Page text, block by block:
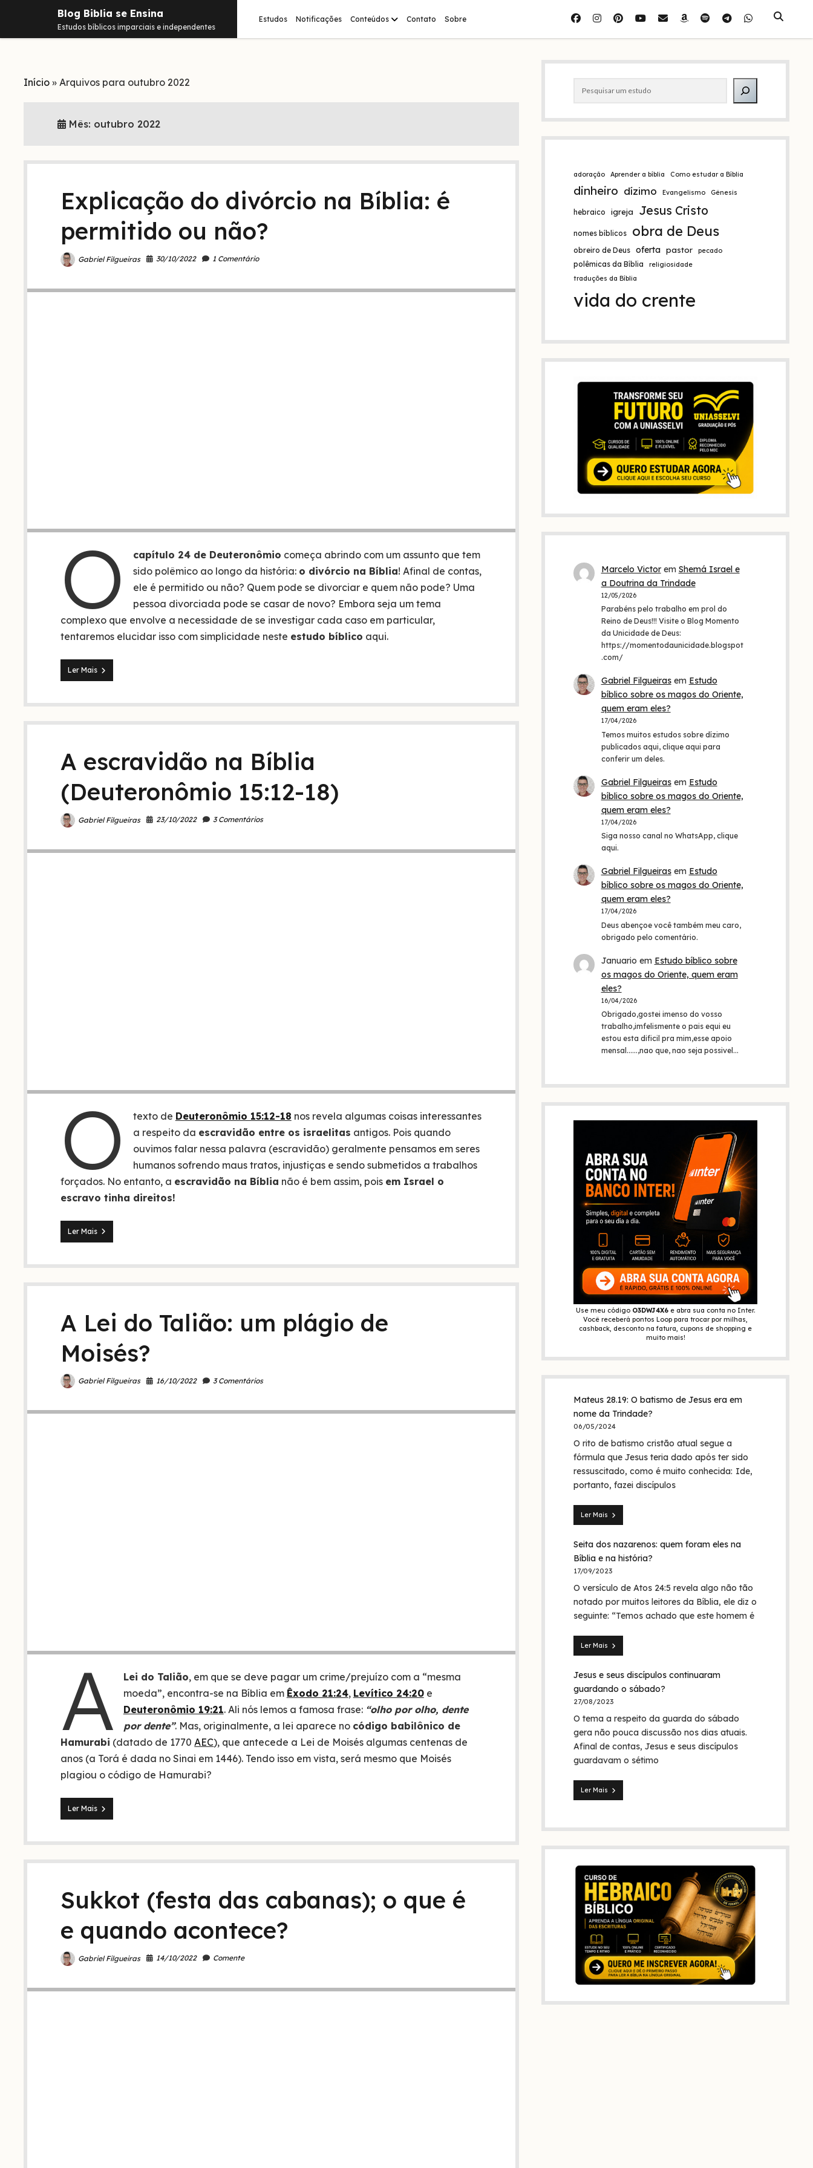
Blog Biblia se Ensina
Estudos bíblicos imparciais e independentes
Estudos Notificações Conteúdos abrirContato Sobre facebookinstagram
pinterestyoutube
e-
amazon
spotifytelegram
whatsapp
Início »Arquivos para outubro 2022
Mês: outubro 2022
Explicação do divórcio na Bíblia: é
permitido ou não?
Gabriel Filgueiras 30/10/2022 1 Comentário
O capítulo 24 de Deuteronômio começa abrindo com um assunto que tem
sido polêmico ao longo da história: o divórcio na Bíblia! Afinal de contas,
ele é permitido ou não? Quem pode se divorciar e quem não pode? Uma
pessoa divorciada pode se casar de novo? Embora seja um tema
complexo que envolve a necessidade de se investigar cada caso em particular,
tentaremos elucidar isso com simplicidade neste estudo bíblico aqui.
Ler MaisExplicação
do
na
é
não?
A escravidão na Bíblia
(Deuteronômio 15:12-18)
Gabriel Filgueiras 23/10/2022 3 Comentários
O texto de Deuteronômio 15:12-18 nos revela algumas coisas interessantes
a respeito da escravidão entre os israelitas antigos. Pois quando
ouvimos falar nessa palavra (escravidão) geralmente pensamos em seres
humanos sofrendo maus tratos, injustiças e sendo submetidos a trabalhos
forçados. No entanto, a escravidão na Bíblia não é bem assim, pois em Israel o
escravo tinha direitos!
Ler MaisA
escravidão
Bíblia
15:12-
A Lei do Talião: um plágio de
Moisés?
Gabriel Filgueiras 16/10/2022 3 Comentários
A Lei do Talião, em que se deve pagar um crime/prejuízo com a “mesma
moeda”, encontra-se na Bíblia em Êxodo 21:24, Levítico 24:20e
Deuteronômio 19:21. Ali nós lemos a famosa frase: “olho por olho, dente
por dente”. Mas, originalmente, a lei aparece no código babilônico de
Hamurabi (datado de 1770 AEC), que antecede a Lei de Moisés algumas centenas de
anos (a Torá é dada no Sinai em 1446). Tendo isso em vista, será mesmo que Moisés
plagiou o código de Hamurabi?
Ler MaisA
Lei
Talião:
plágio
Sukkot (festa das cabanas); o que é
e quando acontece?
Gabriel Filgueiras 14/10/2022 Comente
Barra
lateral
adoração Aprender a bíblia Como estudar a Bíblia
dinheiro dízimo Evangelismo Gênesis
hebraico igreja Jesus Cristo
nomes bíblicos obra de Deus
obreiro de Deus oferta pastor pecado
polêmicas da Bíblia
religiosidade
traduções da Bíblia
vida do crente
Marcelo Victorem Shemá Israel e
a Doutrina da Trindade
12/05/2026
Parabéns pelo trabalho em prol do
Reino de Deus!!! Visite o Blog Momento
da Unicidade de Deus:
https://momentodaunicidade.blogspot
.com/
Gabriel Filgueirasem Estudo
bíblico sobre os magos do Oriente,
quem eram eles?
17/04/2026
Temos muitos estudos sobre dízimo
publicados aqui, clique aqui para
conferir um deles.
Gabriel Filgueirasem Estudo
bíblico sobre os magos do Oriente,
quem eram eles?
17/04/2026
Siga nosso canal no WhatsApp, clique
aqui.
Gabriel Filgueirasem Estudo
bíblico sobre os magos do Oriente,
quem eram eles?
17/04/2026
Deus abençoe você também meu caro,
obrigado pelo comentário.
Januario em Estudo bíblico sobre
os magos do Oriente, quem eram
eles?
16/04/2026
Obrigado,gostei imenso do vosso
trabalho,imfelismente o pais equi eu
estou esta dificil pra mim,esse apoio
mensal......,nao que, nao seja possivel…
Use meu código O3DWJ4X6 e abra sua conta no Inter.
Você receberá pontos Loop para trocar por milhas,
cashback, desconto na fatura, cupons de shopping e
muito mais!
Mateus 28.19: O batismo de Jesus era em
nome da Trindade?
06/05/2024
O rito de batismo cristão atual segue a
fórmula que Jesus teria dado após ter sido
ressuscitado, como é muito conhecida: Ide,
portanto, fazei discípulos
Ler Mais
Mateus
O
batismo
de
era
em
nome
da
Seita dos nazarenos: quem foram eles na
Bíblia e na história?
17/09/2023
O versículo de Atos 24:5 revela algo não tão
notado por muitos leitores da Bíblia, ele diz o
seguinte: “Temos achado que este homem é
Ler Mais
Seita
nazarenos:
quem
foram
na
Bíblia
e
história?
Jesus e seus discípulos continuaram
guardando o sábado?
27/08/2023
O tema a respeito da guarda do sábado
gera não pouca discussão nos dias atuais.
Afinal de contas, Jesus e seus discípulos
guardavam o sétimo
Ler Mais
Jesus
o
sábado?